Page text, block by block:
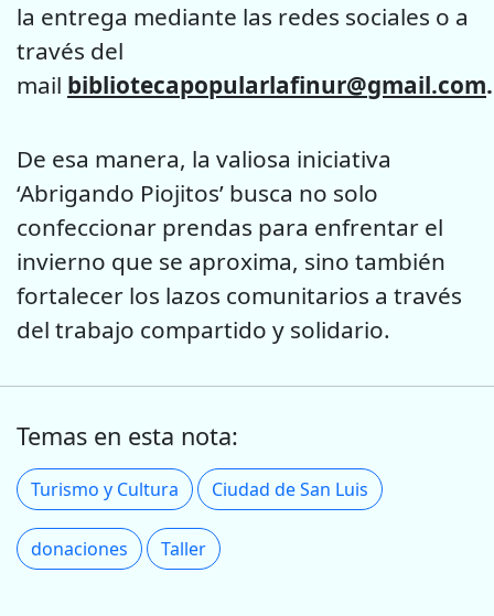
la entrega mediante las redes sociales o a
través del
mail bibliotecapopularlafinur@gmail.com.
De esa manera, la valiosa iniciativa
‘Abrigando Piojitos’ busca no solo
confeccionar prendas para enfrentar el
invierno que se aproxima, sino también
fortalecer los lazos comunitarios a través
del trabajo compartido y solidario.
Temas en esta nota:
Turismo y Cultura Ciudad de San Luis
donaciones Taller